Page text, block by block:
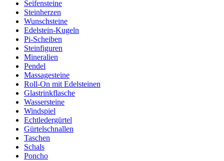
Seifensteine
Steinherzen
Wunschsteine
Edelstein-Kugeln
Pi-Scheiben
Steinfiguren
Mineralien
Pendel
Massagesteine
Roll-On mit Edelsteinen
Glastrinkflasche
Wassersteine
Windspiel
Echtledergürtel
Gürtelschnallen
Taschen
Schals
Poncho